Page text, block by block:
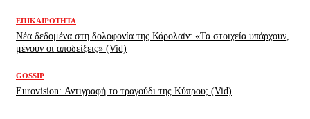
ΕΠΙΚΑΙΡΌΤΗΤΑ
Νέα δεδομένα στη δολοφονία της Κάρολαϊν: «Τα στοιχεία υπάρχουν,
μένουν οι αποδείξεις» (Vid)
GOSSIP
Eurovision: Αντιγραφή το τραγούδι της Κύπρου; (Vid)